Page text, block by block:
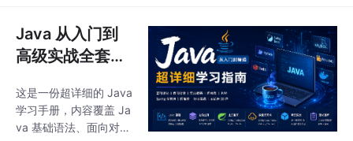
方法表格、高频面试题
解析、性能优化技巧、
防抖节流实现、Promis
讲解，并结合现代前端
开发场景帮助你真正掌
握 JavaScript 核心能
Java 从入门到
高级实战全套教
这是一份超详细的 Java
学习手册，内容覆盖 Ja
va 基础语法、面向对